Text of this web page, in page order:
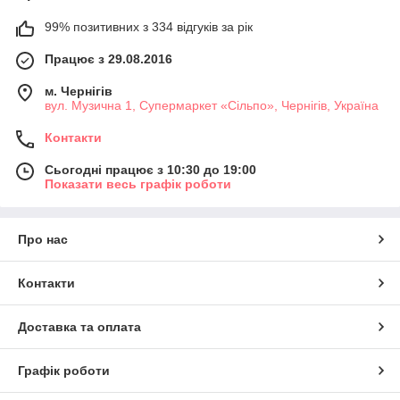
99% позитивних з 334 відгуків за рік
Працює з 29.08.2016
м. Чернігів
вул. Музична 1, Супермаркет «Сільпо», Чернігів, Україна
Контакти
Сьогодні працює з 10:30 до 19:00
Показати весь графік роботи
Про нас
Контакти
Доставка та оплата
Графік роботи